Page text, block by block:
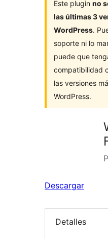
Este plugin no
las últimas 3
WordPress.
soporte ni lo
puede que
compatibilidad
las versiones
WordPress.
Descargar
Detalles